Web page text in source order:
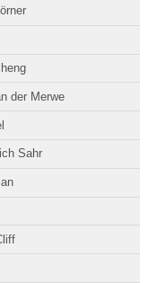
der Merwe
Sahr